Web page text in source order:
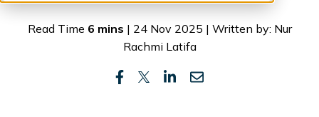
Read Time 6 mins | 24 Nov 2025 | Written by: Nur
Rachmi Latifa